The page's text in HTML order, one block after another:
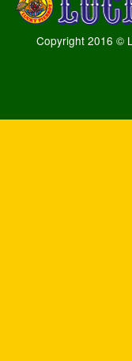
Copyright 2016 ©